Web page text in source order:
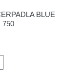
BLUE
750